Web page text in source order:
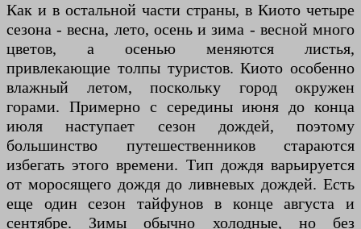
Как и в остальной части страны, в Киото четыре
сезона - весна, лето, осень и зима - весной много
цветов, а осенью меняются листья,
привлекающие толпы туристов. Киото особенно
влажный летом, поскольку город окружен
горами. Примерно с середины июня до конца
июля наступает сезон дождей, поэтому
большинство путешественников стараются
избегать этого времени. Тип дождя варьируется
от моросящего дождя до ливневых дождей. Есть
еще один сезон тайфунов в конце августа и
сентябре. Зимы обычно холодные, но без